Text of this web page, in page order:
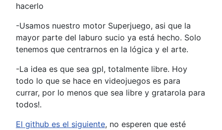
hacerlo
-Usamos nuestro motor Superjuego, asi que la
mayor parte del laburo sucio ya está hecho. Solo
tenemos que centrarnos en la lógica y el arte.
-La idea es que sea gpl, totalmente libre. Hoy
todo lo que se hace en videojuegos es para
currar, por lo menos que sea libre y gratarola para
todos!.
El github es el siguiente, no esperen que esté